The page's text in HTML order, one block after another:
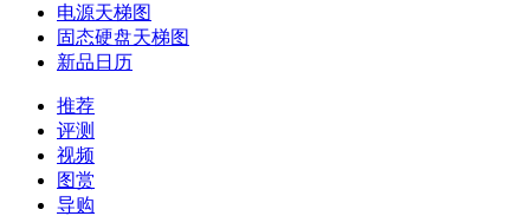
电源天梯图
固态硬盘天梯图
新品日历
推荐
评测
视频
图赏
导购